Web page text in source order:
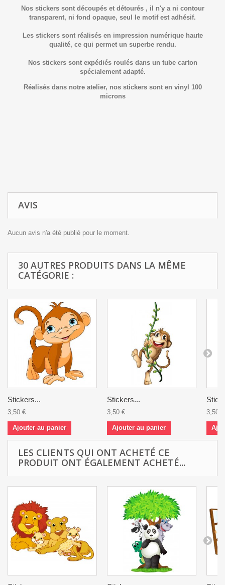
Nos stickers sont découpés et détourés , il n'y a ni contour
transparent, ni fond opaque, seul le motif est adhésif.
Les stickers sont réalisés en impression numérique haute
qualité, ce qui permet un superbe rendu.
Nos stickers sont expédiés roulés dans un tube carton
spécialement adapté.
Réalisés dans notre atelier, nos stickers sont en vinyl 100
microns
AVIS
Aucun avis n'a été publié pour le moment.
30 AUTRES PRODUITS DANS LA MÊME
CATÉGORIE :
Stickers...
3,50 €
Ajouter au panier
Stickers...
3,50 €
Ajouter au panier
3,50 €
LES CLIENTS QUI ONT ACHETÉ CE
PRODUIT ONT ÉGALEMENT ACHETÉ...